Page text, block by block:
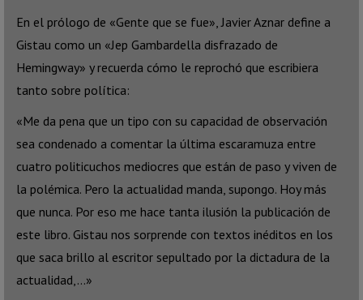
En el prólogo de «Gente que se fue», Javier Aznar define a
Gistau como un «Jep Gambardella disfrazado de
Hemingway» y recuerda cómo le reprochó que escribiera
tanto sobre política:
«Me da pena que un tipo con su capacidad de observación
sea condenado a comentar la última escaramuza entre
cuatro politicuchos mediocres que están de paso y viven de
la polémica. Pero la actualidad manda, supongo. Hoy más
que nunca. Por eso me hace tanta ilusión la publicación de
este libro. Gistau nos sorprende con textos inéditos en los
que saca brillo al escritor sepultado por la dictadura de la
actualidad,…»